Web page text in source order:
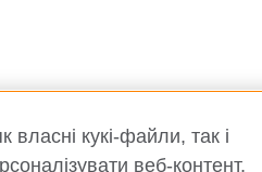
кукі-файли, так і
веб-контент,